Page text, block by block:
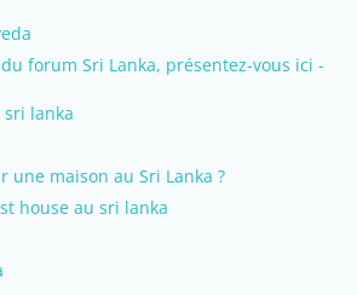
forum Sri Lanka, présentez-vous ici -
sri lanka
une maison au Sri Lanka ?
house au sri lanka